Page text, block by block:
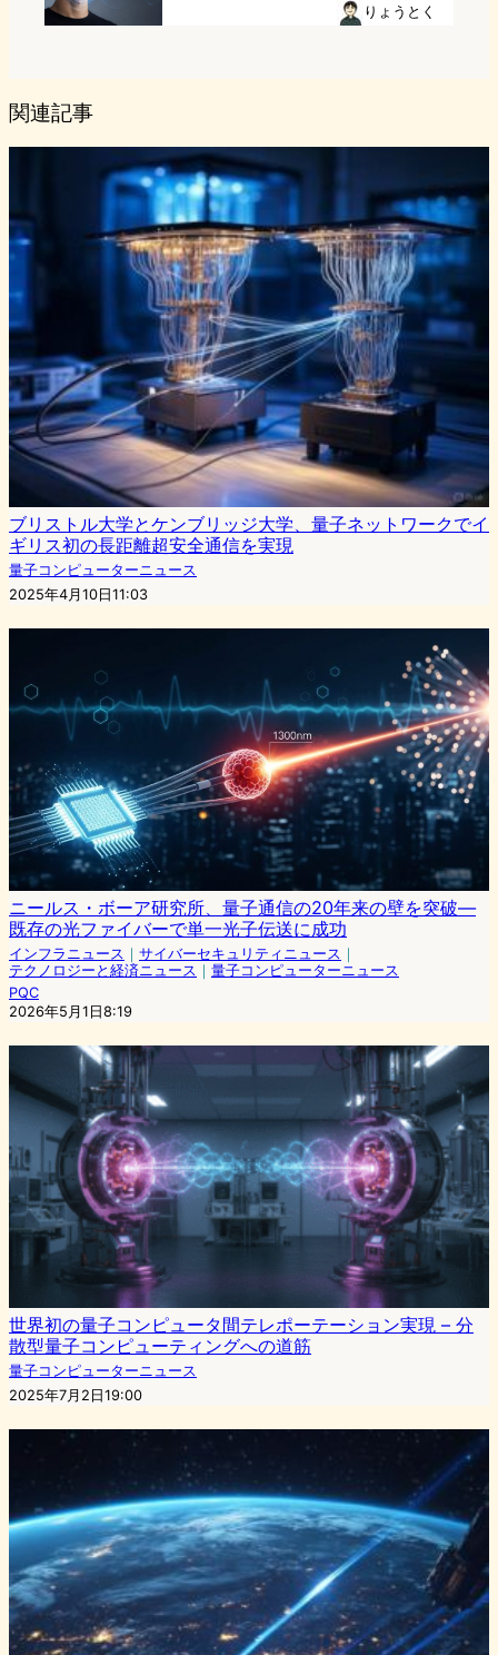
りょうとく
関連記事
ブリストル大学とケンブリッジ大学、量子ネットワークでイ
ギリス初の長距離超安全通信を実現
量子コンピューターニュース
2025年4月10日11:03
ニールス・ボーア研究所、量子通信の20年来の壁を突破—
既存の光ファイバーで単一光子伝送に成功
インフラニュース ｜ サイバーセキュリティニュース ｜
テクノロジーと経済ニュース ｜ 量子コンピューターニュース
PQC
2026年5月1日8:19
世界初の量子コンピュータ間テレポーテーション実現 – 分
散型量子コンピューティングへの道筋
量子コンピューターニュース
2025年7月2日19:00